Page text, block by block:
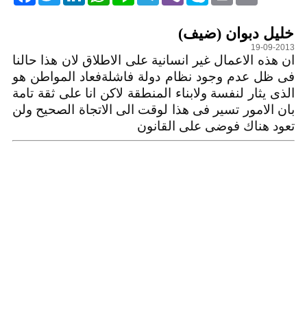
خليل دبوان (ضيف)
19-09-2013
ان هذه الاعمال غير انسانية على الاطلاق لان هذا حالنا
فى ظل عدم وجود نظام دولة فاشلةفعاد المواطن هو
الذى يثار لنفسة ولابناء المنطقة لاكن انا على ثقة تامة
بان الامور تسير فى هذا لوقت الى الاتجاة الصحيح ولن
تعود هناك فوضى على القانون